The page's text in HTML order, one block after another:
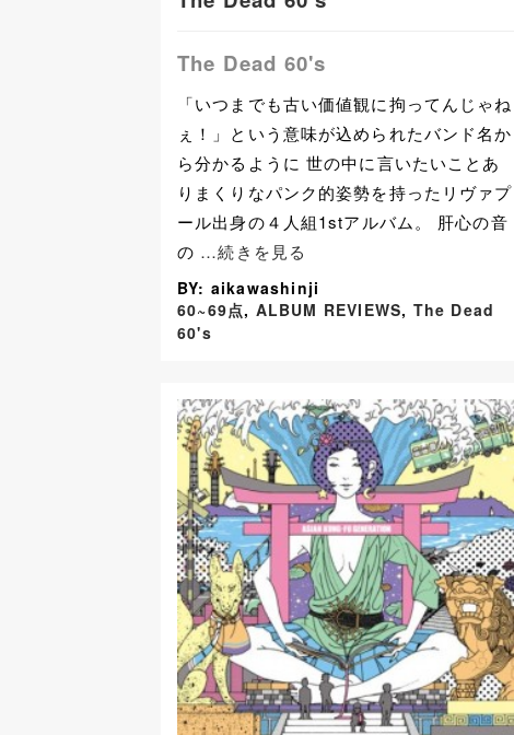
The Dead 60's
「いつまでも古い価値観に拘ってんじゃね
ぇ！」という意味が込められたバンド名か
ら分かるように 世の中に言いたいことあ
りまくりなパンク的姿勢を持ったリヴァプ
ール出身の４人組1stアルバム。 肝心の音
の …続きを見る
BY: aikawashinji
60~69点, ALBUM REVIEWS, The Dead
60's